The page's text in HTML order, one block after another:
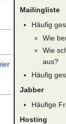
Mailingliste
Häufig
Wie
Wie
aus?
Häufig
Jabber
Häufige
Hosting